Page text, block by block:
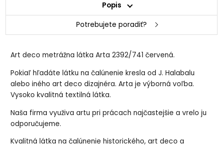
Popis
Potrebujete poradiť?
Art deco metrážna látka Arta 2392/741 červená.
Pokiaľ hľadáte látku na čalúnenie kresla od J. Halabalu
alebo iného art deco dizajnéra. Arta je výborná voľba.
Vysoko kvalitná textilná látka.
Naša firma využiva artu pri prácach najčastejšie a vrelo ju
odporučujeme.
Kvalitná látka na čalúnenie historického, art deco a